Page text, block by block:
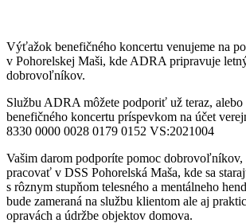
Výťažok benefičného koncertu venujeme na
v Pohorelskej Maši, kde ADRA pripravuje
dobrovoľníkov.
Službu ADRA môžete podporiť už teraz, alebo
benefičného koncertu príspevkom na účet
8330 0000 0028 0179 0152 VS:2021004
Vašim darom podporíte pomoc
pracovať v DSS Pohorelská Maša, kde sa
s rôznym stupňom telesného a mentálneho
bude zameraná na službu klientom ale aj
opravách a údržbe objektov domova.